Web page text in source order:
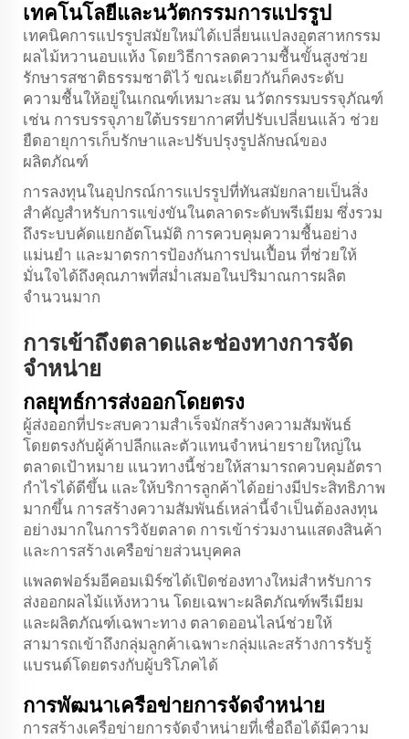
เทคโนโลยีและนวัตกรรมการแปรรูป
เทคนิคการแปรรูปสมัยใหม่ได้เปลี่ยนแปลงอุตสาหกรรม
ผลไม้หวานอบแห้ง โดยวิธีการลดความชื้นขั้นสูงช่วย
รักษารสชาติธรรมชาติไว้ ขณะเดียวกันก็คงระดับ
ความชื้นให้อยู่ในเกณฑ์เหมาะสม นวัตกรรมบรรจุภัณฑ์
เช่น การบรรจุภายใต้บรรยากาศที่ปรับเปลี่ยนแล้ว ช่วย
ยืดอายุการเก็บรักษาและปรับปรุงรูปลักษณ์ของ
ผลิตภัณฑ์
การลงทุนในอุปกรณ์การแปรรูปที่ทันสมัยกลายเป็นสิ่ง
สำคัญสำหรับการแข่งขันในตลาดระดับพรีเมียม ซึ่งรวม
ถึงระบบคัดแยกอัตโนมัติ การควบคุมความชื้นอย่าง
แม่นยำ และมาตรการป้องกันการปนเปื้อน ที่ช่วยให้
มั่นใจได้ถึงคุณภาพที่สม่ำเสมอในปริมาณการผลิต
จำนวนมาก
การเข้าถึงตลาดและช่องทางการจัด
จำหน่าย
กลยุทธ์การส่งออกโดยตรง
ผู้ส่งออกที่ประสบความสำเร็จมักสร้างความสัมพันธ์
โดยตรงกับผู้ค้าปลีกและตัวแทนจำหน่ายรายใหญ่ใน
ตลาดเป้าหมาย แนวทางนี้ช่วยให้สามารถควบคุมอัตรา
กำไรได้ดีขึ้น และให้บริการลูกค้าได้อย่างมีประสิทธิภาพ
มากขึ้น การสร้างความสัมพันธ์เหล่านี้จำเป็นต้องลงทุน
อย่างมากในการวิจัยตลาด การเข้าร่วมงานแสดงสินค้า
และการสร้างเครือข่ายส่วนบุคคล
แพลตฟอร์มอีคอมเมิร์ซได้เปิดช่องทางใหม่สำหรับการ
ส่งออกผลไม้แห้งหวาน โดยเฉพาะผลิตภัณฑ์พรีเมียม
และผลิตภัณฑ์เฉพาะทาง ตลาดออนไลน์ช่วยให้
สามารถเข้าถึงกลุ่มลูกค้าเฉพาะกลุ่มและสร้างการรับรู้
แบรนด์โดยตรงกับผู้บริโภคได้
การพัฒนาเครือข่ายการจัดจำหน่าย
การสร้างเครือข่ายการจัดจำหน่ายที่เชื่อถือได้มีความ